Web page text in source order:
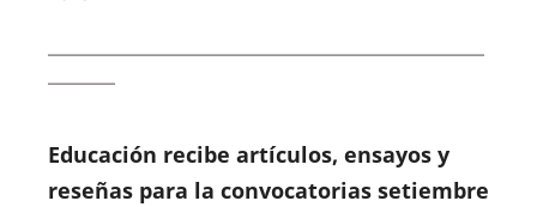
Educación recibe artículos, ensayos y
reseñas para la convocatorias setiembre